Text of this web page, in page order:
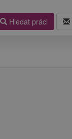
Hledat práci